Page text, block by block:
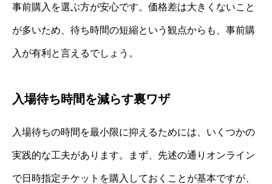
事前購入を選ぶ方が安心です。価格差は大きくないこと
が多いため、待ち時間の短縮という観点からも、事前購
入が有利と言えるでしょう。
入場待ち時間を減らす裏ワザ
入場待ちの時間を最小限に抑えるためには、いくつかの
実践的な工夫があります。まず、先述の通りオンライン
で日時指定チケットを購入しておくことが基本ですが、